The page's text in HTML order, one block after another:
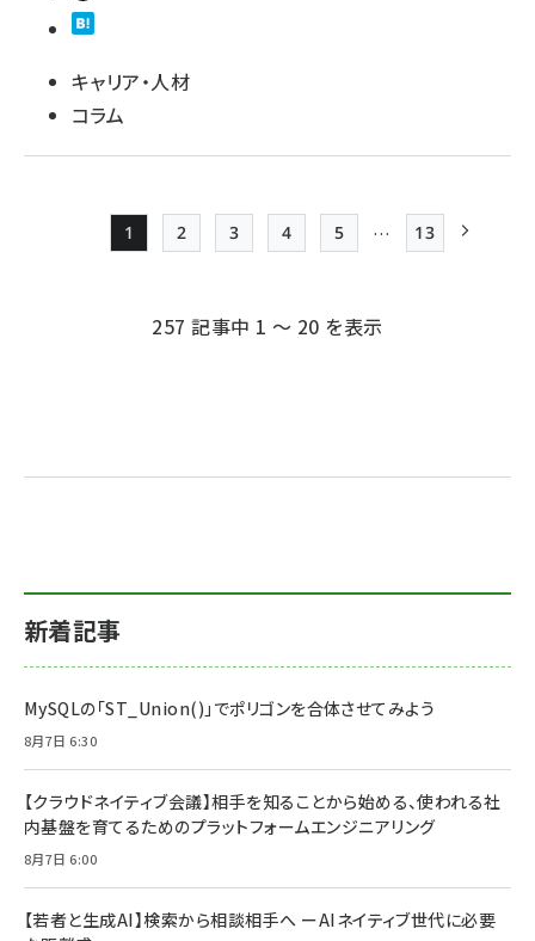
キャリア・人材
コラム
ジ
Page
1
Page
2
Page
3
Page
4
Page
5 …
最終ページ
13
257 記事中 1 ～ 20 を表示
新着記事
MySQLの「ST_Union()」でポリゴンを合体させてみよう
8月7日 6:30
【クラウドネイティブ会議】相手を知ることから始める、使われる社
内基盤を育てるためのプラットフォームエンジニアリング
8月7日 6:00
【若者と生成AI】検索から相談相手へ ーAIネイティブ世代に必要